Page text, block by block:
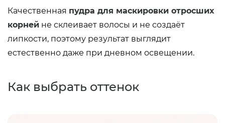
Качественная пудра для маскировки отросших
корней не склеивает волосы и не создаёт
липкости, поэтому результат выглядит
естественно даже при дневном освещении.
Как выбрать оттенок